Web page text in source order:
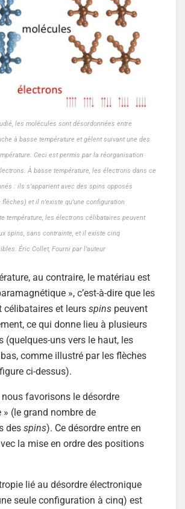
les molécules sont désordonnées entre
à basse température et gèlent suivant une des
Ceci est permis par la réorganisation
À basse température, les électrons dans ce
: ils s’apparient avec des spins opposés
et il n’existe qu’une configuration
température, les électrons célibataires peuvent
spins, sans contrainte, et il existe cinq
Éric Collet, Fourni par l’auteur
au contraire, le matériau est
», c’est-à-dire que les
célibataires et leurs spins peuvent
ce qui donne lieu à plusieurs
(quelques-uns vers le haut, les
comme illustré par les flèches
ci-dessus).
favorisons le désordre
» (le grand nombre de
des spins). Ce désordre entre en
la mise en ordre des positions
lié au désordre électronique
seule configuration à cinq) est